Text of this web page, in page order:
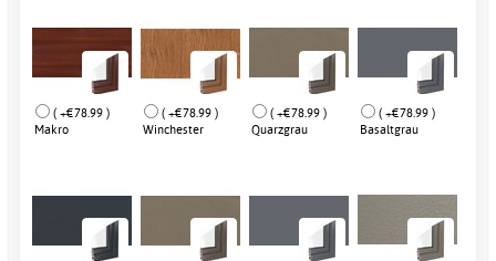
( +€78.99 )
Makro
( +€78.99 )
Winchester
( +€78.99 )
Quarzgrau
( +€78.99 )
Basaltgrau